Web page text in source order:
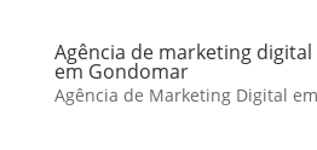
Agência de marketing
em Gondomar
Agência de Marketing Digital